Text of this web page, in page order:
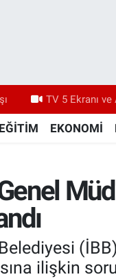
TV 5 Ekranı ve
EĞİTİM EKONOMİ
ilişkin